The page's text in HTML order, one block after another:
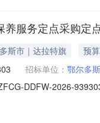
服务定点采购定
斯市｜达拉特旗
预
招标单位： 鄂尔多
DDFW-2026-
目需求数量计量单位1